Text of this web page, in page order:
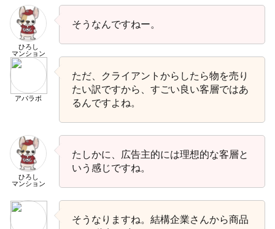
ひろし
マンション
そうなんですねー。
アパラボ
ただ、クライアントからしたら物を売り
たい訳ですから、すごい良い客層ではあ
るんですよね。
ひろし
マンション
たしかに、広告主的には理想的な客層と
いう感じですね。
そうなりますね。結構企業さんから商品